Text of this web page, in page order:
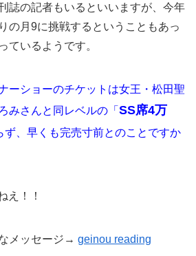
誌の記者もいるといいますが、今年
の月9に挑戦するということもあっ
ているようです。
ーショーのチケットは女王・松田聖
みさんと同レベルの「 SS席4万
ず、早くも完売寸前とのことですか
え！！
メッセージ→ geinou reading